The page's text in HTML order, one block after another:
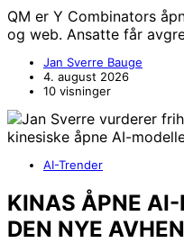
QM er Y Combinators
og web. Ansatte får
Jan Sverre Bauge
4. august 2026
10 visninger
AI-Trender
KINAS ÅPNE
DEN NYE